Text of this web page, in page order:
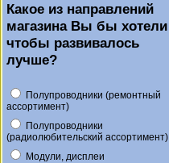
Какое из направлений
магазина Вы бы хотели
чтобы развивалось
лучше?
Полупроводники (ремонтный
ассортимент)
Полупроводники
(радиолюбительский ассортимент)
Модули, дисплеи